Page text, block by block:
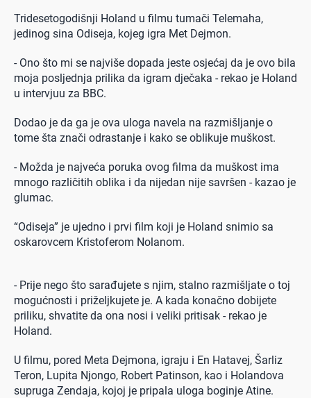
Tridesetogodišnji Holand u filmu tumači Telemaha,
jedinog sina Odiseja, kojeg igra Met Dejmon.
- Ono što mi se najviše dopada jeste osjećaj da je ovo bila
moja posljednja prilika da igram dječaka - rekao je Holand
u intervjuu za BBC.
Dodao je da ga je ova uloga navela na razmišljanje o
tome šta znači odrastanje i kako se oblikuje muškost.
- Možda je najveća poruka ovog filma da muškost ima
mnogo različitih oblika i da nijedan nije savršen - kazao je
glumac.
“Odiseja” je ujedno i prvi film koji je Holand snimio sa
oskarovcem Kristoferom Nolanom.
- Prije nego što sarađujete s njim, stalno razmišljate o toj
mogućnosti i priželjkujete je. A kada konačno dobijete
priliku, shvatite da ona nosi i veliki pritisak - rekao je
Holand.
U filmu, pored Meta Dejmona, igraju i En Hatavej, Šarliz
Teron, Lupita Njongo, Robert Patinson, kao i Holandova
supruga Zendaja, kojoj je pripala uloga boginje Atine.